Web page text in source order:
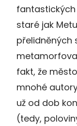
fantastických
staré jak
přelidněných
fakt, že
mnohé
už od dob
(tedy,